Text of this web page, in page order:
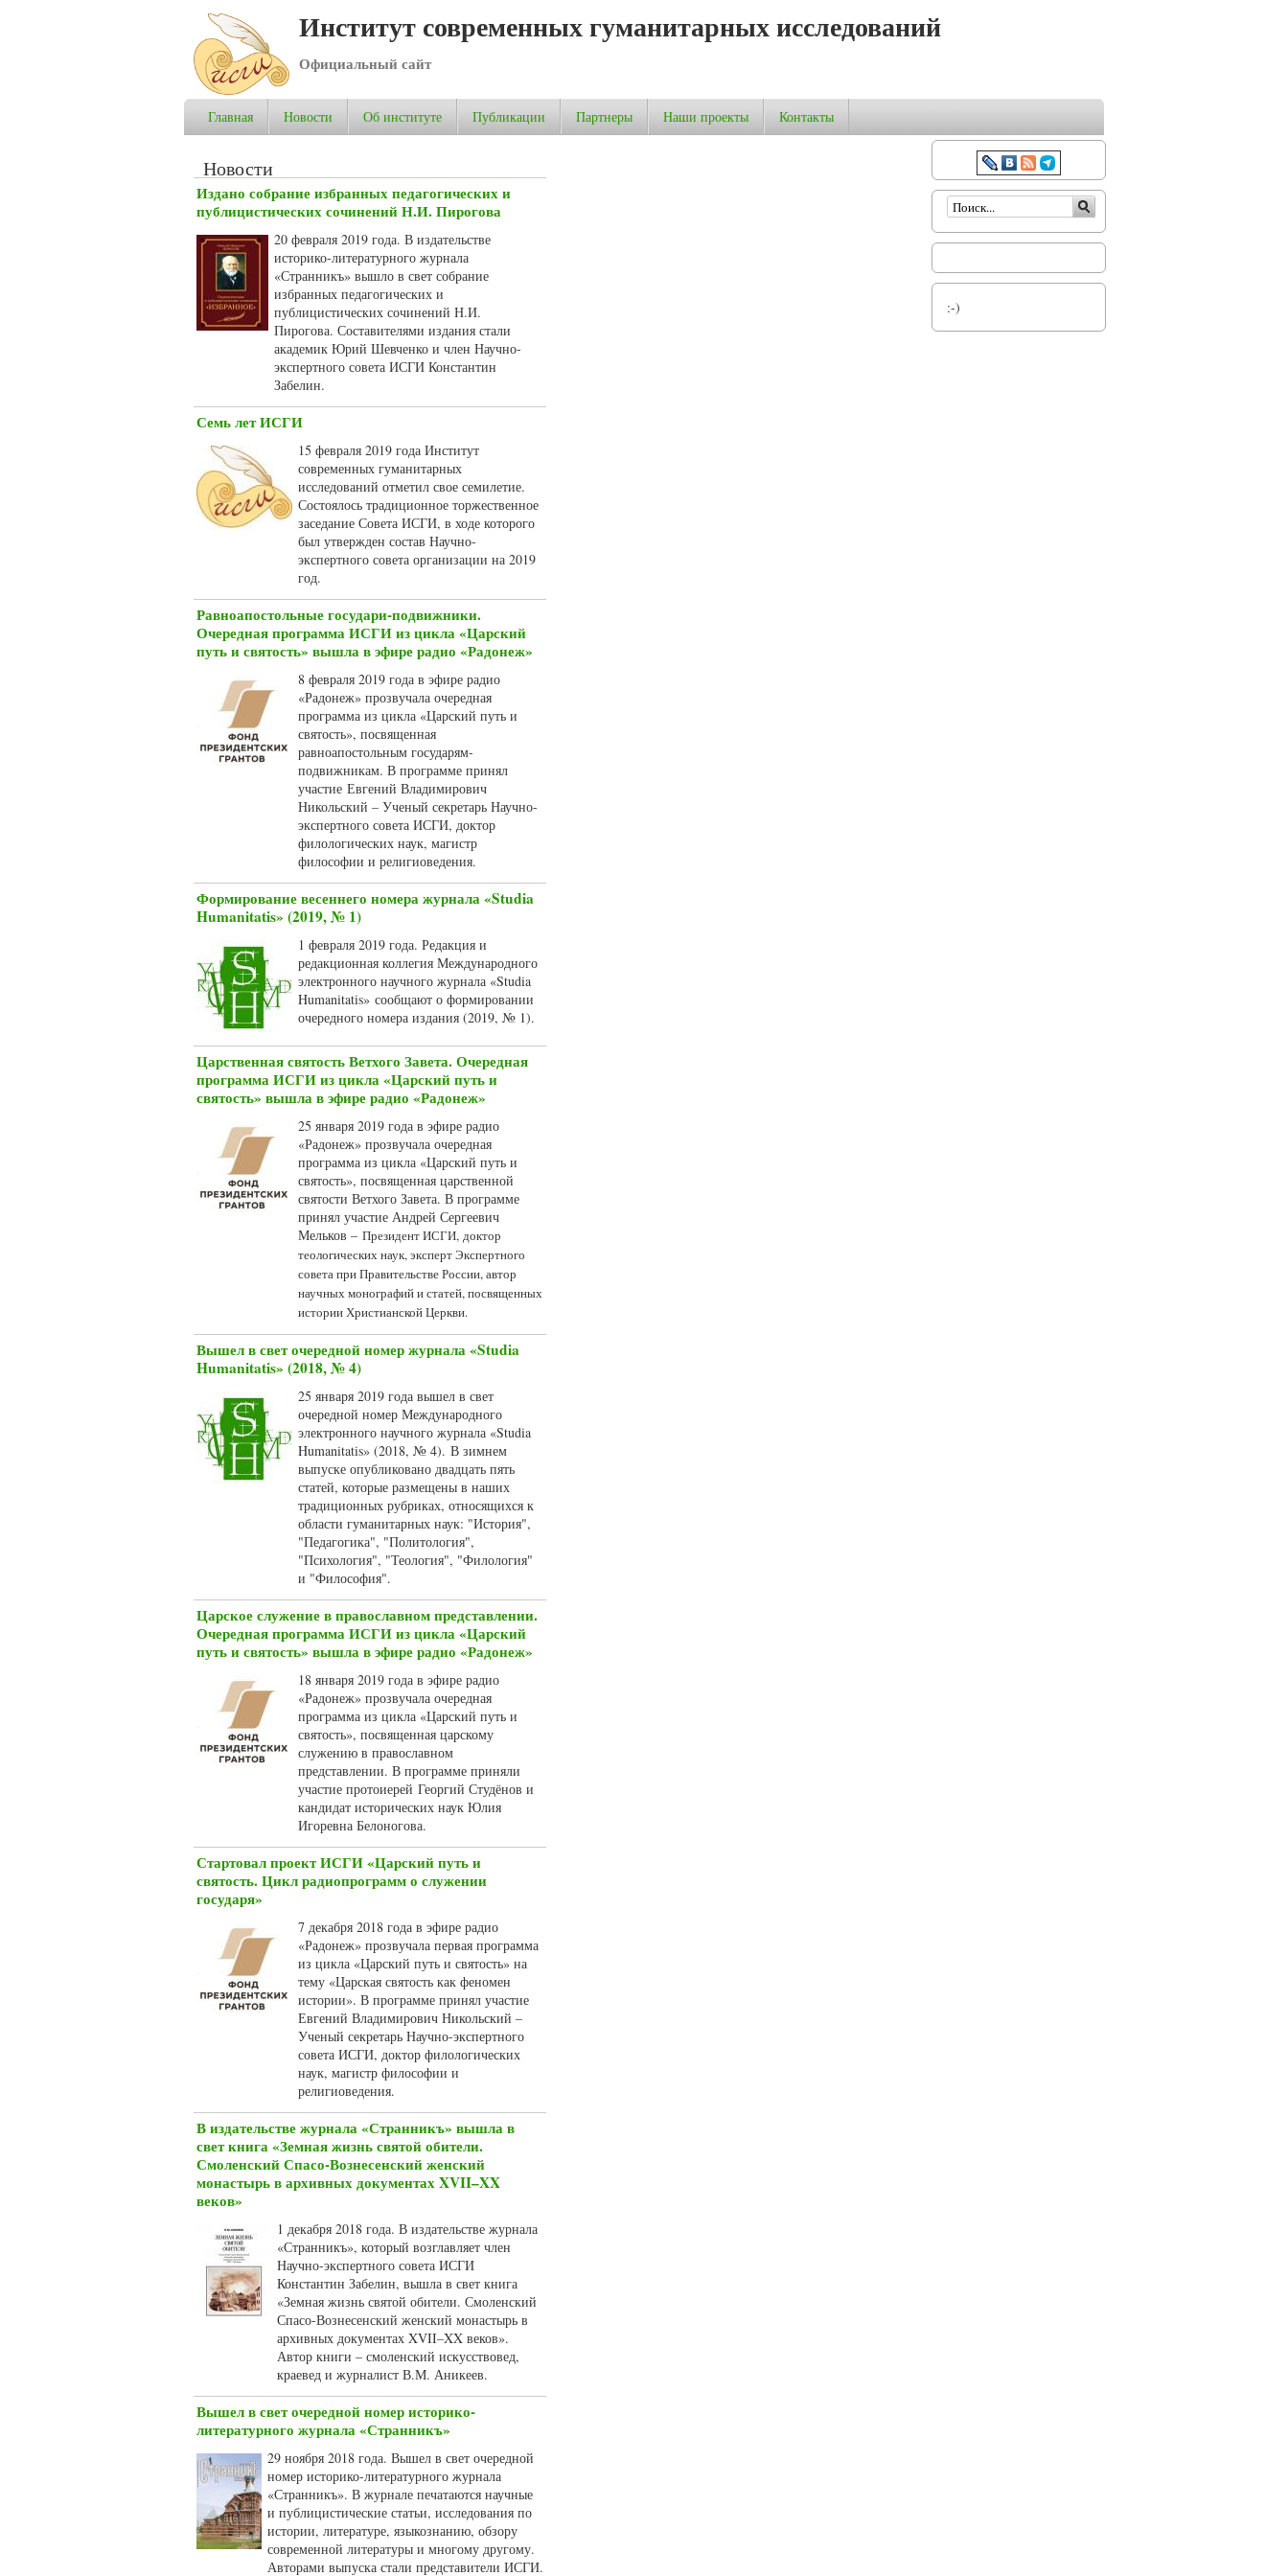
Институт современных гуманитарных исследований
Официальный сайт
Главная Новости Об институте Публикации Партнеры Наши проекты Контакты
Новости
Издано собрание избранных педагогических и
публицистических сочинений Н.И. Пирогова
20 февраля 2019 года. В издательстве
историко-литературного журнала
«Странникъ» вышло в свет собрание
избранных педагогических и
публицистических сочинений Н.И.
Пирогова. Составителями издания стали
академик Юрий Шевченко и член Научно-
экспертного совета ИСГИ Константин
Забелин.
Семь лет ИСГИ
15 февраля 2019 года Институт
современных гуманитарных
исследований отметил свое семилетие.
Состоялось традиционное торжественное
заседание Совета ИСГИ, в ходе которого
был утвержден состав Научно-
экспертного совета организации на 2019
год.
Равноапостольные государи-подвижники.
Очередная программа ИСГИ из цикла «Царский
путь и святость» вышла в эфире радио «Радонеж»
8 февраля 2019 года в эфире радио
«Радонеж» прозвучала очередная
программа из цикла «Царский путь и
святость», посвященная
равноапостольным государям-
подвижникам. В программе принял
участие Евгений Владимирович
Никольский – Ученый секретарь Научно-
экспертного совета ИСГИ, доктор
филологических наук, магистр
философии и религиоведения.
Формирование весеннего номера журнала «Studia
Humanitatis» (2019, № 1)
1 февраля 2019 года. Редакция и
редакционная коллегия Международного
электронного научного журнала «Studia
Humanitatis» сообщают о формировании
очередного номера издания (2019, № 1).
Царственная святость Ветхого Завета. Очередная
программа ИСГИ из цикла «Царский путь и
святость» вышла в эфире радио «Радонеж»
25 января 2019 года в эфире радио
«Радонеж» прозвучала очередная
программа из цикла «Царский путь и
святость», посвященная царственной
святости Ветхого Завета. В программе
принял участие Андрей Сергеевич
Мельков – Президент ИСГИ, доктор
теологических наук, эксперт Экспертного
совета при Правительстве России, автор
научных монографий и статей, посвященных
истории Христианской Церкви.
Вышел в свет очередной номер журнала «Studia
Humanitatis» (2018, № 4)
25 января 2019 года вышел в свет
очередной номер Международного
электронного научного журнала «Studia
Humanitatis» (2018, № 4). В зимнем
выпуске опубликовано двадцать пять
статей, которые размещены в наших
традиционных рубриках, относящихся к
области гуманитарных наук: "История",
"Педагогика", "Политология",
"Психология", "Теология", "Филология"
и "Философия".
Царское служение в православном представлении.
Очередная программа ИСГИ из цикла «Царский
путь и святость» вышла в эфире радио «Радонеж»
18 января 2019 года в эфире радио
«Радонеж» прозвучала очередная
программа из цикла «Царский путь и
святость», посвященная царскому
служению в православном
представлении. В программе приняли
участие протоиерей Георгий Студёнов и
кандидат исторических наук Юлия
Игоревна Белоногова.
Стартовал проект ИСГИ «Царский путь и
святость. Цикл радиопрограмм о служении
государя»
7 декабря 2018 года в эфире радио
«Радонеж» прозвучала первая программа
из цикла «Царский путь и святость» на
тему «Царская святость как феномен
истории». В программе принял участие
Евгений Владимирович Никольский –
Ученый секретарь Научно-экспертного
совета ИСГИ, доктор филологических
наук, магистр философии и
религиоведения.
В издательстве журнала «Странникъ» вышла в
свет книга «Земная жизнь святой обители.
Смоленский Спасо-Вознесенский женский
монастырь в архивных документах XVII–XX
веков»
1 декабря 2018 года. В издательстве журнала
«Странникъ», который возглавляет член
Научно-экспертного совета ИСГИ
Константин Забелин, вышла в свет книга
«Земная жизнь святой обители. Смоленский
Спасо-Вознесенский женский монастырь в
архивных документах XVII–XX веков».
Автор книги – смоленский искусствовед,
краевед и журналист В.М. Аникеев.
Вышел в свет очередной номер историко-
литературного журнала «Странникъ»
29 ноября 2018 года. Вышел в свет очередной
номер историко-литературного журнала
«Странникъ». В журнале печатаются научные
и публицистические статьи, исследования по
истории, литературе, языкознанию, обзору
современной литературы и многому другому.
Авторами выпуска стали представители ИСГИ.
Форма поиска
:-)